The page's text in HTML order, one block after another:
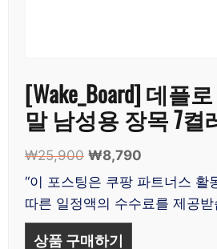
[Wake_Board] 데플
말 남성용 장목 7켤
₩25,900 원
래
가
격:
₩25,900.
₩8,790
재
가
격:
“이 포스팅은 쿠팡 파트너스 활
따른 일정액의 수수료를 제공받
상품 구매하기